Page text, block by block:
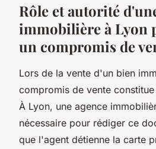
Rôle et autorité
immobilière à Lyon
un compromis de
Lors de la vente d'un bien
compromis de vente
À Lyon, une agence
nécessaire pour rédiger ce
que l'agent détienne la carte